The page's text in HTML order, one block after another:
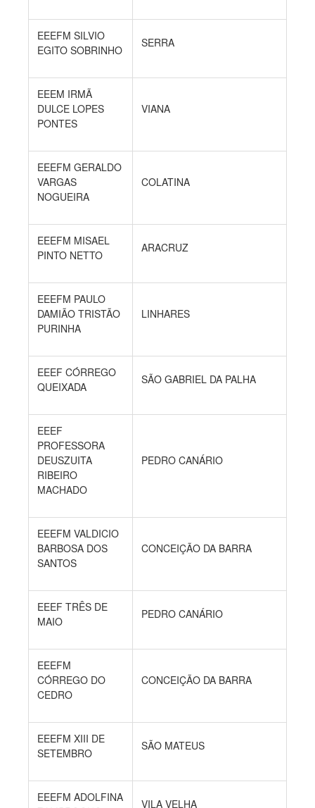
EEEFM SILVIO
EGITO SOBRINHO
SERRA
EEEM IRMÃ
DULCE LOPES
PONTES
VIANA
EEEFM GERALDO
VARGAS
NOGUEIRA
COLATINA
EEEFM MISAEL
PINTO NETTO
ARACRUZ
EEEFM PAULO
DAMIÃO TRISTÃO
PURINHA
LINHARES
EEEF CÓRREGO
QUEIXADA
SÃO GABRIEL DA PALHA
EEEF
PROFESSORA
DEUSZUITA
RIBEIRO
MACHADO
PEDRO CANÁRIO
EEEFM VALDICIO
BARBOSA DOS
SANTOS
CONCEIÇÃO DA BARRA
EEEF TRÊS DE
MAIO
PEDRO CANÁRIO
EEEFM
CÓRREGO DO
CEDRO
CONCEIÇÃO DA BARRA
EEEFM XIII DE
SETEMBRO
SÃO MATEUS
EEEFM ADOLFINA
VILA VELHA